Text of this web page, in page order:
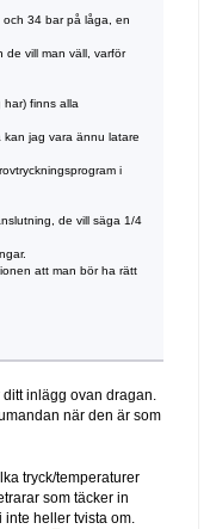
34 bar på låga, en
de vill man väll, varför
har) finns alla
kan jag vara ännu latare
i
de vill säga 1/4
att man bör ha rätt
inlägg ovan dragan.
när den är som
tryck/temperaturer
som täcker in
heller tvista om.